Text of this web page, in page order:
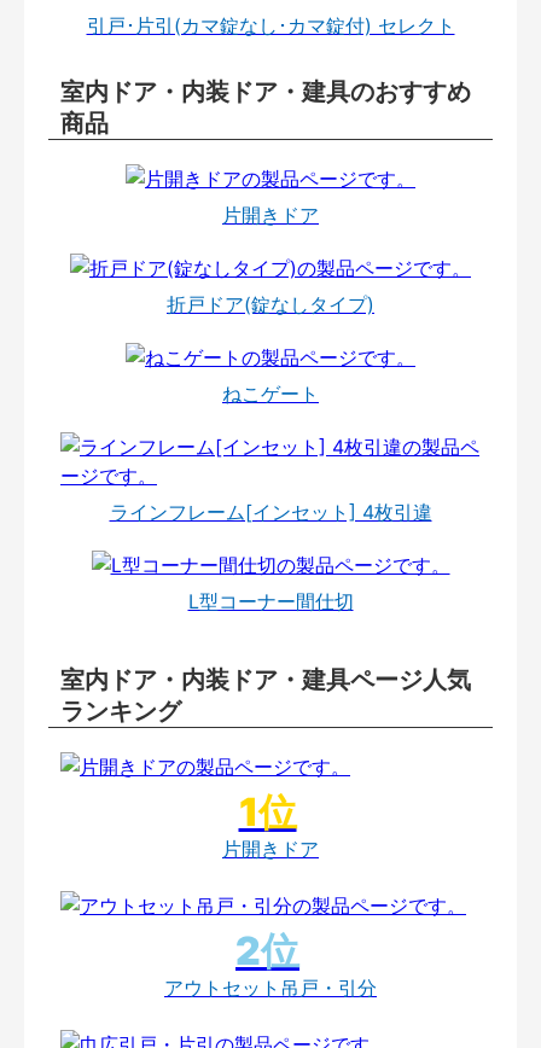
引戸･片引(カマ錠なし･カマ錠付) セレクト
室内ドア・内装ドア・建具のおすすめ
商品
片開きドア
折戸ドア(錠なしタイプ)
ねこゲート
ラインフレーム[インセット] 4枚引違
L型コーナー間仕切
室内ドア・内装ドア・建具ページ人気
ランキング
片開きドア
アウトセット吊戸・引分